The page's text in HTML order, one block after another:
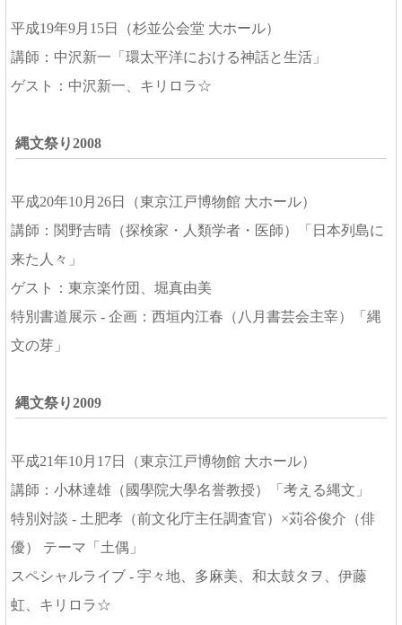
平成19年9月15日（杉並公会堂 大ホール）
講師：中沢新一「環太平洋における神話と生活」
ゲスト：中沢新一、キリロラ☆
縄文祭り2008
平成20年10月26日（東京江戸博物館 大ホール）
講師：関野吉晴（探検家・人類学者・医師）「日本列島に
来た人々」
ゲスト：東京楽竹団、堀真由美
特別書道展示 - 企画：西垣内江春（八月書芸会主宰）「縄
文の芽」
縄文祭り2009
平成21年10月17日（東京江戸博物館 大ホール）
講師：小林達雄（國學院大學名誉教授）「考える縄文」
特別対談 - 土肥孝（前文化庁主任調査官）×苅谷俊介（俳
優） テーマ「土偶」
スペシャルライブ - 宇々地、多麻美、和太鼓タヲ、伊藤
虹、キリロラ☆